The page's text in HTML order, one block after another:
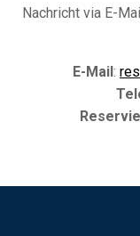
Nachricht via E-
E-Mail: